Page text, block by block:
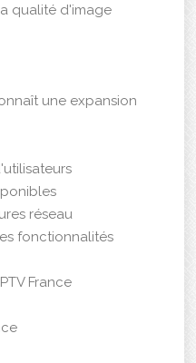
qualité d'image
une expansion
réseau
fonctionnalités
France